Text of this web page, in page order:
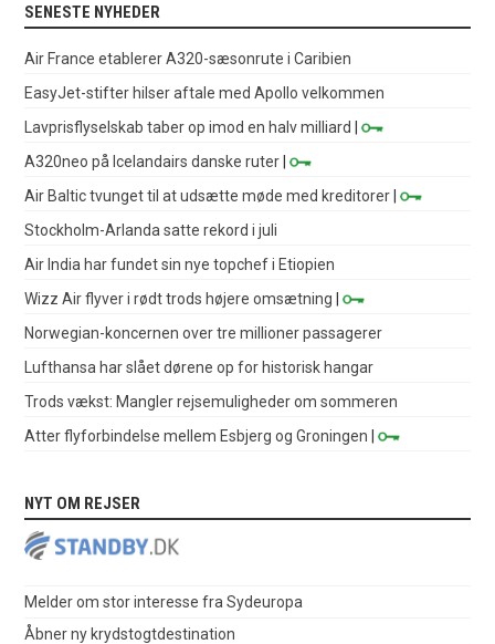
SENESTE NYHEDER
Air France etablerer A320-sæsonrute i Caribien
EasyJet-stifter hilser aftale med Apollo velkommen
Lavprisflyselskab taber op imod en halv milliard
|
A320neo på Icelandairs danske ruter |
Air Baltic tvunget til at udsætte møde med kreditorer |
Stockholm-Arlanda satte rekord i juli
Air India har fundet sin nye topchef i Etiopien
Wizz Air flyver i rødt trods højere omsætning |
Norwegian-koncernen over tre millioner passagerer
Lufthansa har slået dørene op for historisk hangar
Trods vækst: Mangler rejsemuligheder om sommeren
Atter flyforbindelse mellem Esbjerg og Groningen |
NYT OM REJSER
Melder om stor interesse fra Sydeuropa
Åbner ny krydstogtdestination